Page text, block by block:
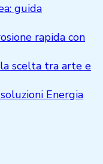
guida
rapida con
scelta tra arte e
Energia